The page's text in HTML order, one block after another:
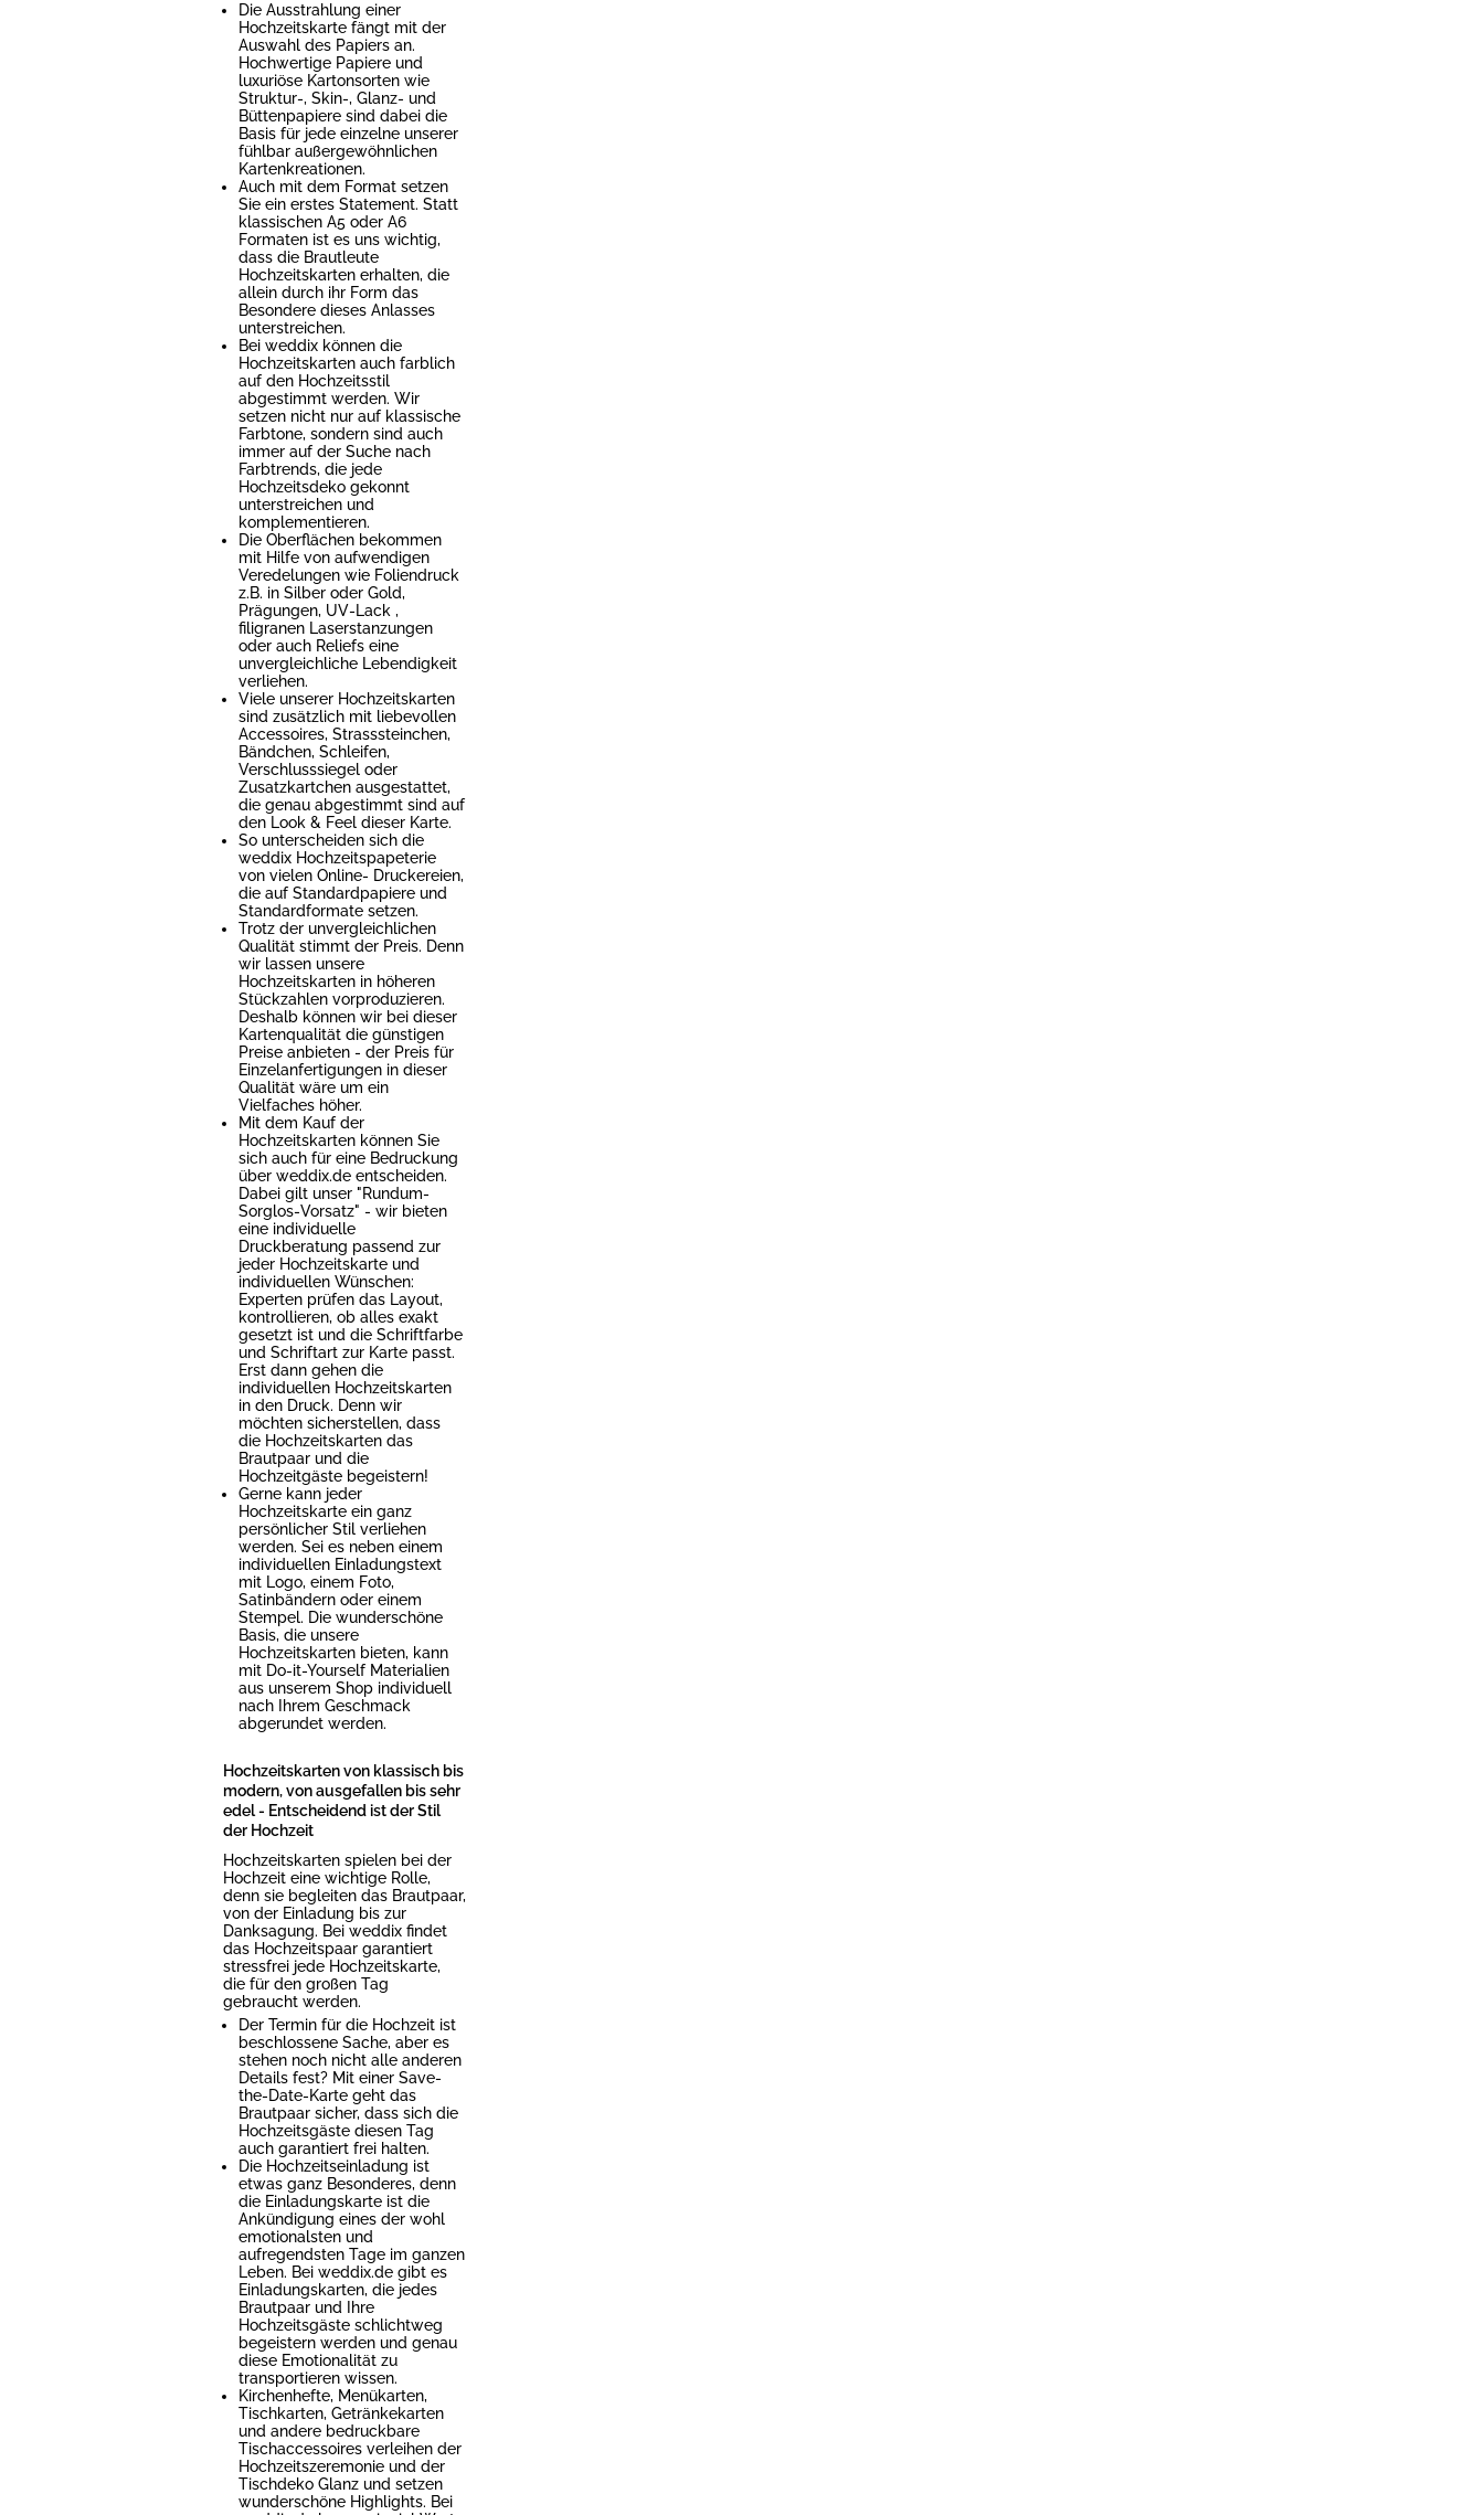
Die Ausstrahlung einer
Hochzeitskarte fängt mit der
Auswahl des Papiers an.
Hochwertige Papiere und
luxuriöse Kartonsorten wie
Struktur-, Skin-, Glanz- und
Büttenpapiere sind dabei die
Basis für jede einzelne unserer
fühlbar außergewöhnlichen
Kartenkreationen.
Auch mit dem Format setzen
Sie ein erstes Statement. Statt
klassischen A5 oder A6
Formaten ist es uns wichtig,
dass die Brautleute
Hochzeitskarten erhalten, die
allein durch ihr Form das
Besondere dieses Anlasses
unterstreichen.
Bei weddix können die
Hochzeitskarten auch farblich
auf den Hochzeitsstil
abgestimmt werden. Wir
setzen nicht nur auf klassische
Farbtone, sondern sind auch
immer auf der Suche nach
Farbtrends, die jede
Hochzeitsdeko gekonnt
unterstreichen und
komplementieren.
Die Oberflächen bekommen
mit Hilfe von aufwendigen
Veredelungen wie Foliendruck
z.B. in Silber oder Gold,
Prägungen, UV-Lack ,
filigranen Laserstanzungen
oder auch Reliefs eine
unvergleichliche Lebendigkeit
verliehen.
Viele unserer Hochzeitskarten
sind zusätzlich mit liebevollen
Accessoires, Strasssteinchen,
Bändchen, Schleifen,
Verschlusssiegel oder
Zusatzkartchen ausgestattet,
die genau abgestimmt sind auf
den Look & Feel dieser Karte.
So unterscheiden sich die
weddix Hochzeitspapeterie
von vielen Online- Druckereien,
die auf Standardpapiere und
Standardformate setzen.
Trotz der unvergleichlichen
Qualität stimmt der Preis. Denn
wir lassen unsere
Hochzeitskarten in höheren
Stückzahlen vorproduzieren.
Deshalb können wir bei dieser
Kartenqualität die günstigen
Preise anbieten - der Preis für
Einzelanfertigungen in dieser
Qualität wäre um ein
Vielfaches höher.
Mit dem Kauf der
Hochzeitskarten können Sie
sich auch für eine Bedruckung
über weddix.de entscheiden.
Dabei gilt unser "Rundum-
Sorglos-Vorsatz" - wir bieten
eine individuelle
Druckberatung passend zur
jeder Hochzeitskarte und
individuellen Wünschen:
Experten prüfen das Layout,
kontrollieren, ob alles exakt
gesetzt ist und die Schriftfarbe
und Schriftart zur Karte passt.
Erst dann gehen die
individuellen Hochzeitskarten
in den Druck. Denn wir
möchten sicherstellen, dass
die Hochzeitskarten das
Brautpaar und die
Hochzeitgäste begeistern!
Gerne kann jeder
Hochzeitskarte ein ganz
persönlicher Stil verliehen
werden. Sei es neben einem
individuellen Einladungstext
mit Logo, einem Foto,
Satinbändern oder einem
Stempel. Die wunderschöne
Basis, die unsere
Hochzeitskarten bieten, kann
mit Do-it-Yourself Materialien
aus unserem Shop individuell
nach Ihrem Geschmack
abgerundet werden.
Hochzeitskarten von klassisch bis
modern, von ausgefallen bis sehr
edel - Entscheidend ist der Stil
der Hochzeit
Hochzeitskarten spielen bei der
Hochzeit eine wichtige Rolle,
denn sie begleiten das Brautpaar,
von der Einladung bis zur
Danksagung. Bei weddix findet
das Hochzeitspaar garantiert
stressfrei jede Hochzeitskarte,
die für den großen Tag
gebraucht werden.
Der Termin für die Hochzeit ist
beschlossene Sache, aber es
stehen noch nicht alle anderen
Details fest? Mit einer Save-
the-Date-Karte geht das
Brautpaar sicher, dass sich die
Hochzeitsgäste diesen Tag
auch garantiert frei halten.
Die Hochzeitseinladung ist
etwas ganz Besonderes, denn
die Einladungskarte ist die
Ankündigung eines der wohl
emotionalsten und
aufregendsten Tage im ganzen
Leben. Bei weddix.de gibt es
Einladungskarten, die jedes
Brautpaar und Ihre
Hochzeitsgäste schlichtweg
begeistern werden und genau
diese Emotionalität zu
transportieren wissen.
Kirchenhefte, Menükarten,
Tischkarten, Getränkekarten
und andere bedruckbare
Tischaccessoires verleihen der
Hochzeitszeremonie und der
Tischdeko Glanz und setzen
wunderschöne Highlights. Bei